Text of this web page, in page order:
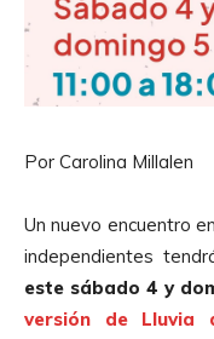
Por Carolina Millalen
Un nuevo encuentro
independientes
este sábado 4 y
versión de Lluvia